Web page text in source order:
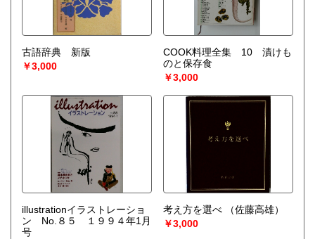
古語辞典 新版
￥3,000
COOK料理全集 10 漬けも
のと保存食
￥3,000
illustrationイラストレーショ
ン No.８５ １９９４年1月
号
考え方を選べ
（佐藤高雄）
￥3,000